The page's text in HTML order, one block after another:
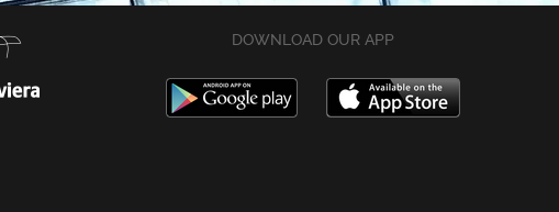
DOWNLOAD OUR APP